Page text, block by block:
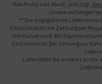
*Alle Preise inkl. MwSt. und zzgl.
unsere vorherigen
** Die angegebenen Lieferzeiten
Deutschlands mit Zahlung per
Normalversand. Bei
Deutschlands. Bei Zahlung per
Lieferzeiten für andere Länder